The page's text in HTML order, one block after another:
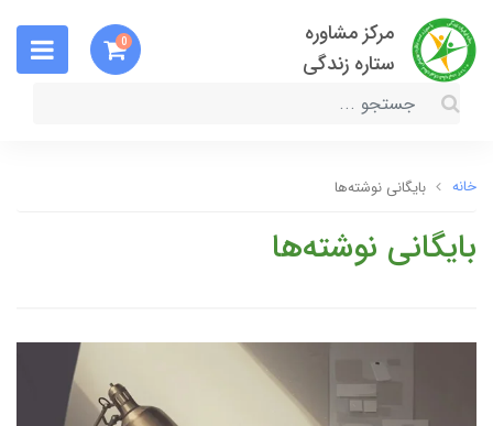
مرکز مشاوره
ستاره زندگی
0
خانه بایگانی نوشته‌ها
بایگانی نوشته‌ها